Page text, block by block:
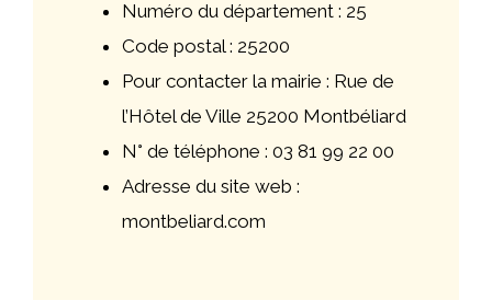
Numéro du département : 25
Code postal : 25200
Pour contacter la mairie : Rue de
l’Hôtel de Ville 25200 Montbéliard
N° de téléphone : 03 81 99 22 00
Adresse du site web :
montbeliard.com